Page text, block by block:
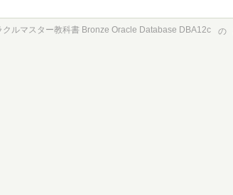
クルマスター教科書 Bronze Oracle Database DBA12c の